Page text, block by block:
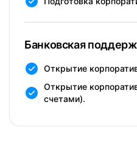
Банковская
Открытие
Открытие
счетами).